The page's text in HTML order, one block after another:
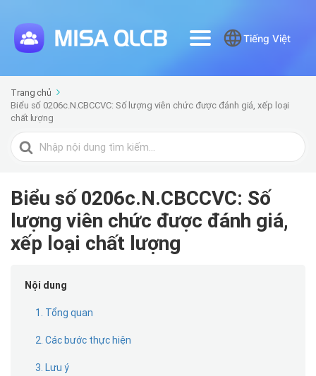
Tiếng Việt
Trang chủ
Biểu số 0206c.N.CBCCVC: Số lượng viên chức được đánh giá, xếp loại
chất lượng
Tìm
kiếm
Biểu số 0206c.N.CBCCVC: Số
lượng viên chức được đánh giá,
xếp loại chất lượng
Nội dung
1. Tổng quan
2. Các bước thực hiện
3. Lưu ý